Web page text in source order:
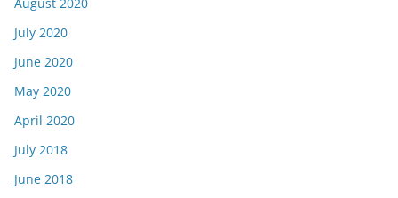
July 2020
June 2020
May 2020
April 2020
July 2018
June 2018